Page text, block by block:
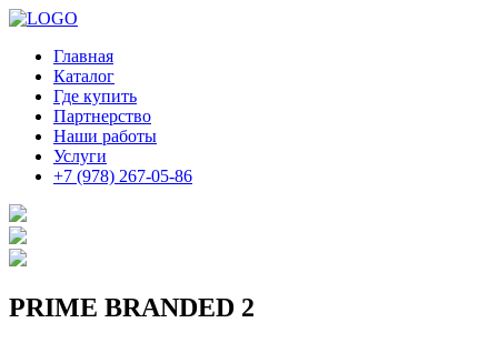
Главная
Каталог
Где купить
Партнерство
Наши работы
Услуги
+7 (978) 267-05-86
PRIME BRANDED 2